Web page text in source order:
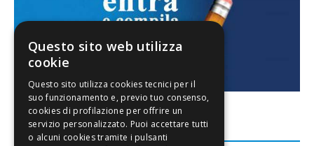
FACEBOOK
Questo sito web utilizza
cookie